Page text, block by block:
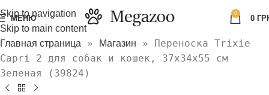
Skip to navigation
Skip to main content
МЕНЮ
0
0
Главная страница » Магазин » Переноска Trixie
Capri 2 для собак и кошек, 37х34х55 см
Зеленая (39824)